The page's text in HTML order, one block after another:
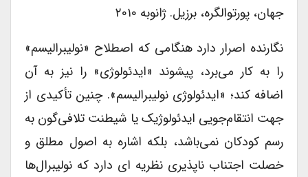
جهان، پورتوالگره، برزیل. ژانوبه ۲۰۱۰
نگارنده اصرار دارد هنگامی که اصطلاح «نولیبرالیسم»
را به کار می‌برد، پیشوند «ایدئولوژی» را نیز به آن
اضافه کند؛ «ایدئولوژی نولیبرالیسم». چنین تأکیدی از
جهت انتقام‌جویی ایدئولوژیک یا شیطنت تلافی‌گون به
رسم کودکان نمی‌باشد، بلکه اشاره به اصول مطلق و
خصلت اجتناب ناپذیری نظریه ای دارد که نولیبرال‌ها